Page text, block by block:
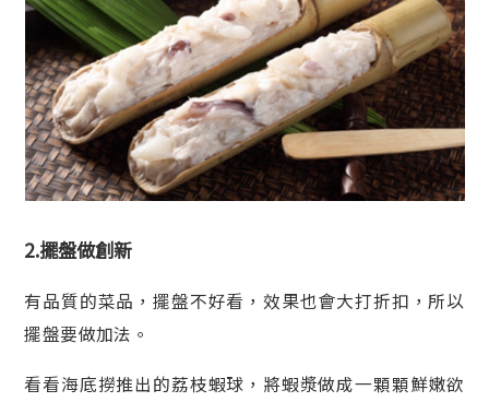
2.擺盤做創新
有品質的菜品，擺盤不好看，效果也會大打折扣，所以
擺盤要做加法。
看看海底撈推出的荔枝蝦球，將蝦漿做成一顆顆鮮嫩欲